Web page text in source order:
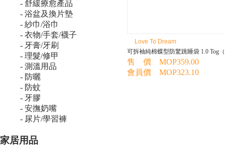
- 舒緩療愈產品
- 浴盆及換片墊
- 紗巾/浴巾
- 衣物/手套/襪子
- 牙膏/牙刷
- 理髮/修甲
- 測溫用品
- 防曬
- 防蚊
- 牙膠
- 安撫奶嘴
- 尿片/學習褲
家居用品
Love To Dream
可拆袖純棉蝶型防驚跳睡袋 1.0 Tog
售 價 MOP359.00
會員價 MOP323.10